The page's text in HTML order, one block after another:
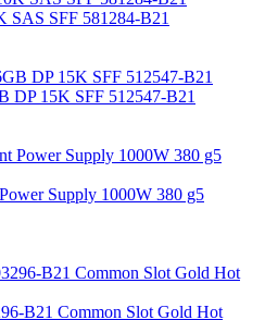
SAS SFF 581284-B21
DP 15K SFF 512547-B21
Supply 1000W 380 g5
B21 Common Slot Gold Hot